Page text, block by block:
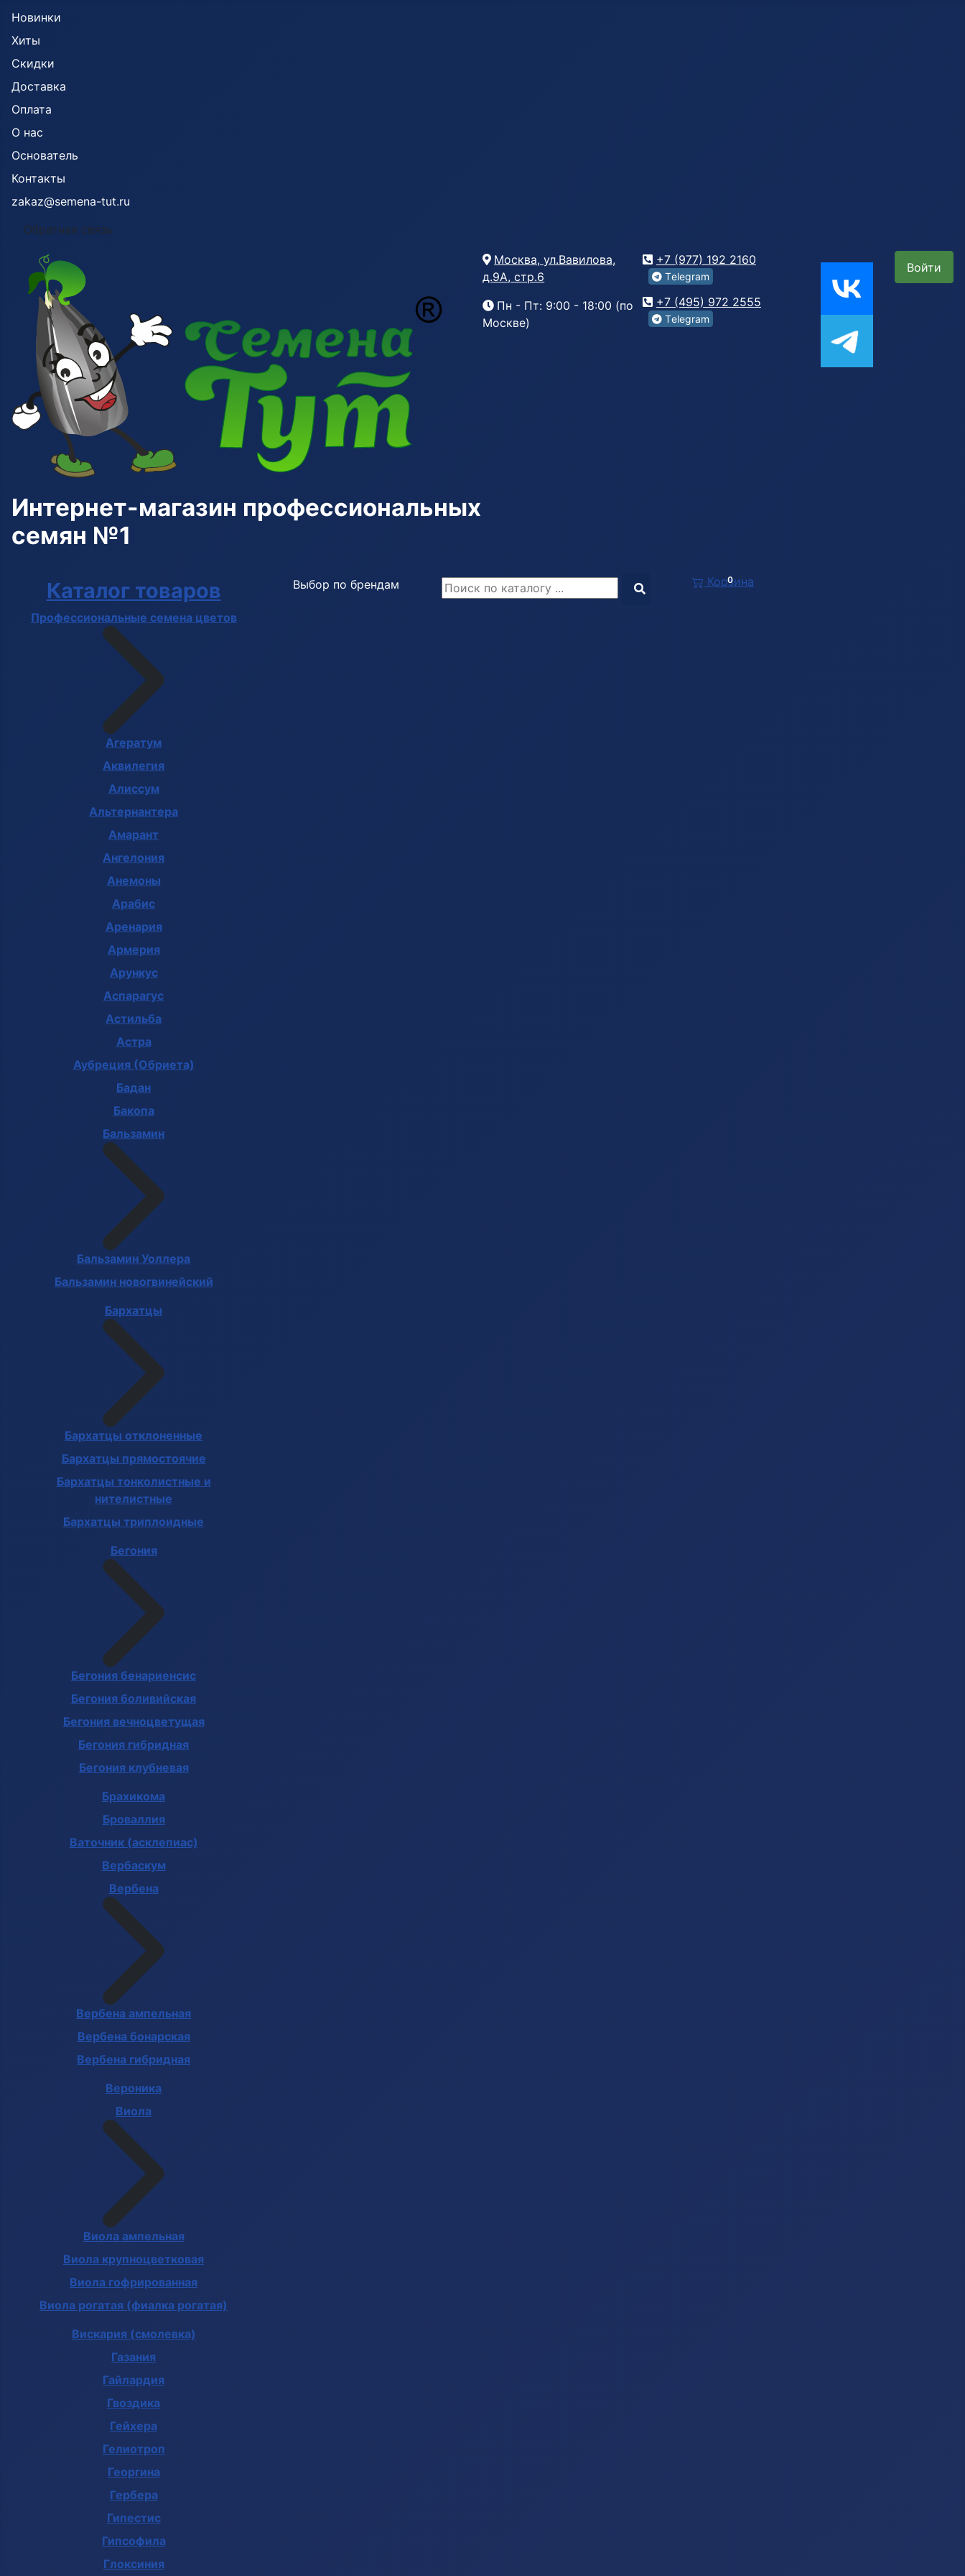
Новинки
Хиты
Скидки
Доставка
Оплата
О нас
Основатель
Контакты
zakaz@semena-tut.ru
Обратная связь
Интернет-магазин профессиональных
семян №1
Москва, ул.Вавилова,
д.9А, стр.6
Пн - Пт: 9:00 - 18:00 (по
Москве)
+7 (977) 192 2160
Tеlegrаm
+7 (495) 972 2555
Tеlegrаm
Войти
Каталог товаров
Профессиональные семена цветов
Агератум
Аквилегия
Алиссум
Альтернантера
Амарант
Ангелония
Анемоны
Арабис
Аренария
Армерия
Арункус
Аспарагус
Астильба
Астра
Аубреция (Обриета)
Бадан
Бакопа
Бальзамин
Бальзамин Уоллера
Бальзамин новогвинейский
Бархатцы
Бархатцы отклоненные
Бархатцы прямостоячие
Бархатцы тонколистные и
нителистные
Бархатцы триплоидные
Бегония
Бегония бенариенсис
Бегония боливийская
Бегония вечноцветущая
Бегония гибридная
Бегония клубневая
Брахикома
Броваллия
Ваточник (асклепиас)
Вербаскум
Вербена
Вербена ампельная
Вербена бонарская
Вербена гибридная
Вероника
Виола
Виола ампельная
Виола крупноцветковая
Виола гофрированная
Виола рогатая (фиалка рогатая)
Вискария (смолевка)
Газания
Гайлардия
Гвоздика
Гейхера
Гелиотроп
Георгина
Гербера
Гипестис
Гипсофила
Глоксиния
Выбор по брендам 0
Корзина